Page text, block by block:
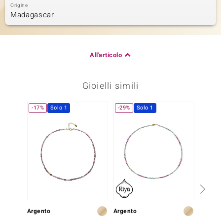
Origine
Madagascar
All'articolo
Gioielli simili
-17% Solo 1
Argento
-29% Solo 1
Argento